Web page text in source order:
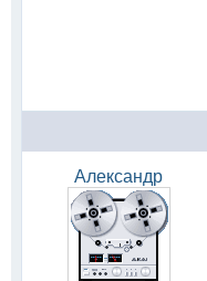
Александр